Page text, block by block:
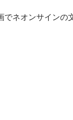
ネオンサインの